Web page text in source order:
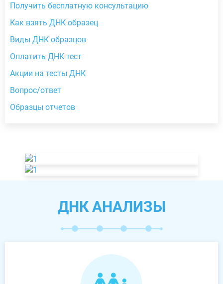
Получить бесплатную консультацию
Как взять ДНК образец
Виды ДНК образцов
Оплатить ДНК-тест
Акции на тесты ДНК
Вопрос/ответ
Образцы отчетов
ДНК АНАЛИЗЫ